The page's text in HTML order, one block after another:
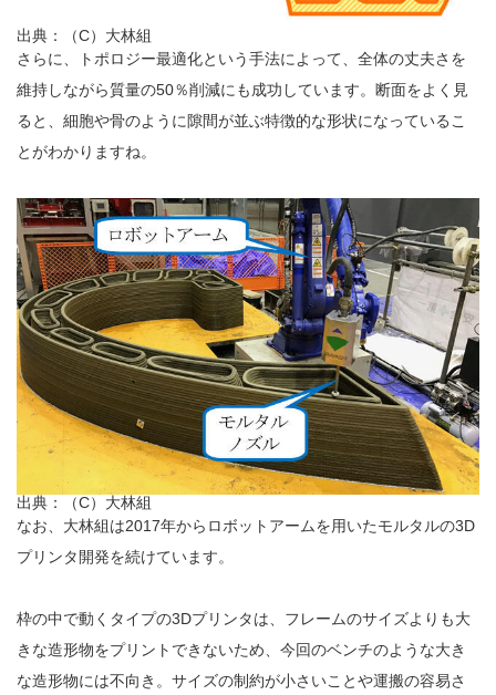
出典：（C）大林組
さらに、トポロジー最適化という手法によって、全体の丈夫さを
維持しながら質量の50％削減にも成功しています。断面をよく見
ると、細胞や骨のように隙間が並ぶ特徴的な形状になっているこ
とがわかりますね。
出典：（C）大林組
なお、大林組は2017年からロボットアームを用いたモルタルの3D
プリンタ開発を続けています。
枠の中で動くタイプの3Dプリンタは、フレームのサイズよりも大
きな造形物をプリントできないため、今回のベンチのような大き
な造形物には不向き。サイズの制約が小さいことや運搬の容易さ